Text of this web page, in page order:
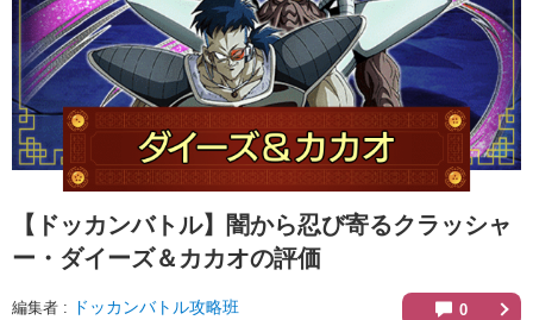
【ドッカンバトル】
闇から忍び寄るクラッシャ
ー・ダイーズ＆カカオの評価
編集者 ドッカンバトル攻略班 0